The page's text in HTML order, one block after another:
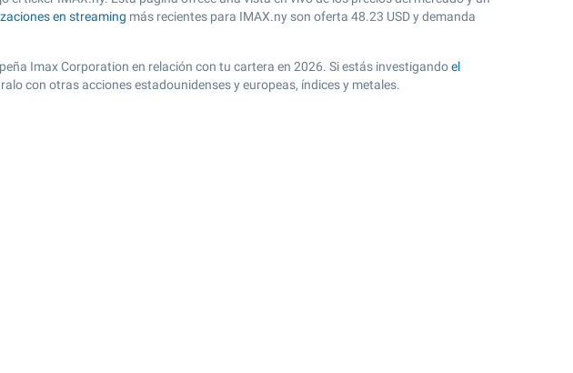
en streaming más recientes para IMAX.ny son oferta 48.23 USD y demanda
Imax Corporation en relación con tu cartera en 2026. Si estás investigandoel
con otras acciones estadounidenses y europeas, índices y metales.